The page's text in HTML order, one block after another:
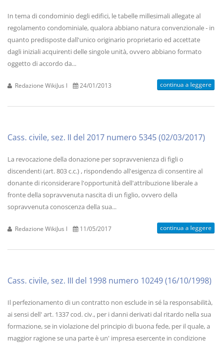
In tema di condominio degli edifici, le tabelle millesimali allegate al
regolamento condominiale, qualora abbiano natura convenzionale - in
quanto predisposte dall'unico originario proprietario ed accettate
dagli iniziali acquirenti delle singole unità, ovvero abbiano formato
oggetto di accordo da...
Redazione WikiJus I 24/01/2013 continua a leggere
Cass. civile, sez. II del 2017 numero 5345 (02/03/2017)
La revocazione della donazione per sopravvenienza di figli o
discendenti (art. 803 c.c.) , rispondendo all'esigenza di consentire al
donante di riconsiderare l'opportunità dell'attribuzione liberale a
fronte della sopravvenuta nascita di un figlio, ovvero della
sopravvenuta conoscenza della sua...
Redazione WikiJus I 11/05/2017 continua a leggere
Cass. civile, sez. III del 1998 numero 10249 (16/10/1998)
Il perfezionamento di un contratto non esclude in sé la responsabilità,
ai sensi dell' art. 1337 cod. civ., per i danni derivati dal ritardo nella sua
formazione, se in violazione del principio di buona fede, per il quale, a
maggior ragione se una parte è un' impresa esercente in condizione